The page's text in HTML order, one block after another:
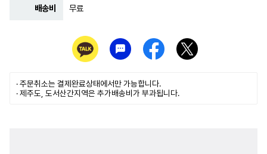
배송비 무료
· 주문취소는 결제완료상태에서만 가능합니다.
· 제주도, 도서산간지역은 추가배송비가 부과됩니다.